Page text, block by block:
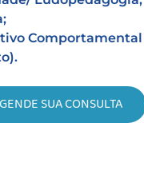
Comportamental
SUA CONSULTA